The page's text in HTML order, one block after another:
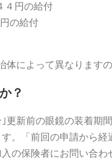
４円の給付
の給付
体によって異なります
？
｣更新前の眼鏡の装着
。「前回の申請から
の保険者にお問い合わ